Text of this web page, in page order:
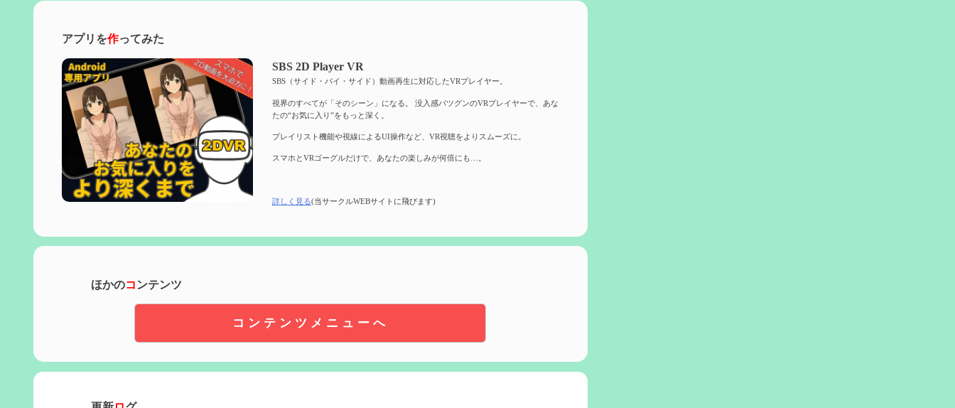
アプリを作ってみた
SBS 2D Player VR
SBS（サイド・バイ・サイド）動画再生に対応したVRプレイヤー。
視界のすべてが「そのシーン」になる。 没入感バツグンのVRプレイヤーで、あな
たの“お気に入り”をもっと深く。
プレイリスト機能や視線によるUI操作など、VR視聴をよりスムーズに。
スマホとVRゴーグルだけで、あなたの楽しみが何倍にも…。
詳しく見る(当サークルWEBサイトに飛びます)
ほかのコ ンテンツ
コンテンツメニューへ